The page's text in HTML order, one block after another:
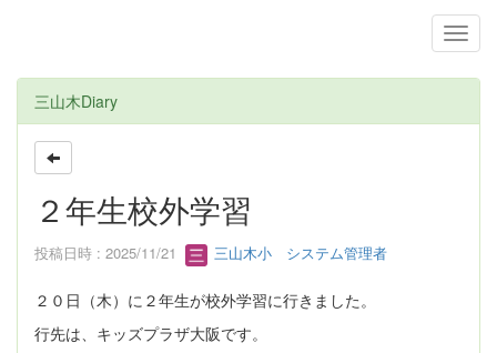
三山木Diary
２年生校外学習
投稿日時 : 2025/11/21 三山木小 システム管理者
２０日（木）に２年生が校外学習に行きました。
行先は、キッズプラザ大阪です。